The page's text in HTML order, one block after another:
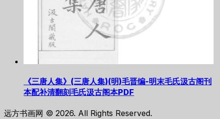
《三唐人集》(三唐人集)(明)毛晋编-明末毛氏汲古阁刊
本配补清翻刻毛氏汲古阁本PDF
远方书画网 © 2026. All Rights Reserved.